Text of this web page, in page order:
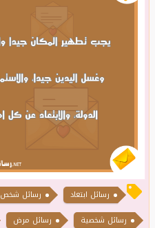
رسائل ابتعاد رسائل شخص
رسائل شخصية
رسائل مرض